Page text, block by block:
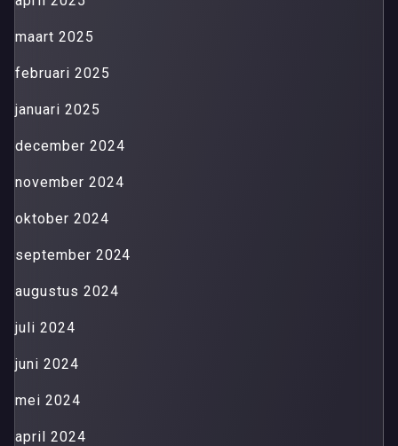
maart 2025
februari 2025
januari 2025
december 2024
november 2024
oktober 2024
september 2024
augustus 2024
juli 2024
juni 2024
mei 2024
april 2024